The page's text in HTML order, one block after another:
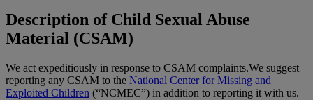
Description of Child Sexual Abuse
Material (CSAM)
We act expeditiously in response to CSAM complaints.We suggest
reporting any CSAM to the National Center for Missing and
Exploited Children (“NCMEC”) in addition to reporting it with us.